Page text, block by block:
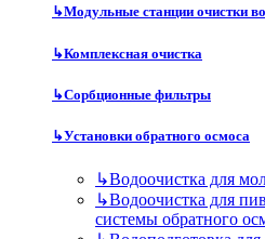
↳Модульные станции очистки
↳Комплексная очистка
↳Сорбционные фильтры
↳Установки обратного осмоса
↳Водоочистка для
↳Водоочистка для
системы обратного